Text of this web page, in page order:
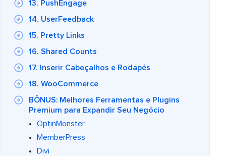
13. PushEngage
14. UserFeedback
15. Pretty Links
16. Shared Counts
17. Inserir Cabeçalhos e Rodapés
18. WooCommerce
BÔNUS: Melhores Ferramentas e Plugins
Premium para Expandir Seu Negócio
OptinMonster
MemberPress
Divi